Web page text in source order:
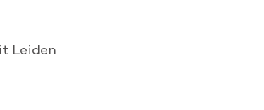
Leiden